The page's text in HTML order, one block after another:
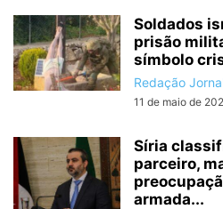
Soldados
prisão
símbolo
Redação
11 de maio de
Síria
parceiro,
armada...